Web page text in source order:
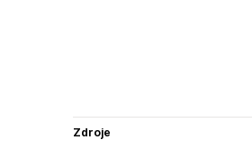
Zdroje